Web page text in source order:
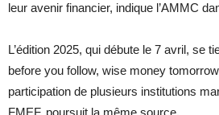
leur avenir financier, indique l’AMMC
L’édition 2025, qui débute le 7 avril, se
before you follow, wise money
participation de plusieurs institutions
FMEF, poursuit la même source.